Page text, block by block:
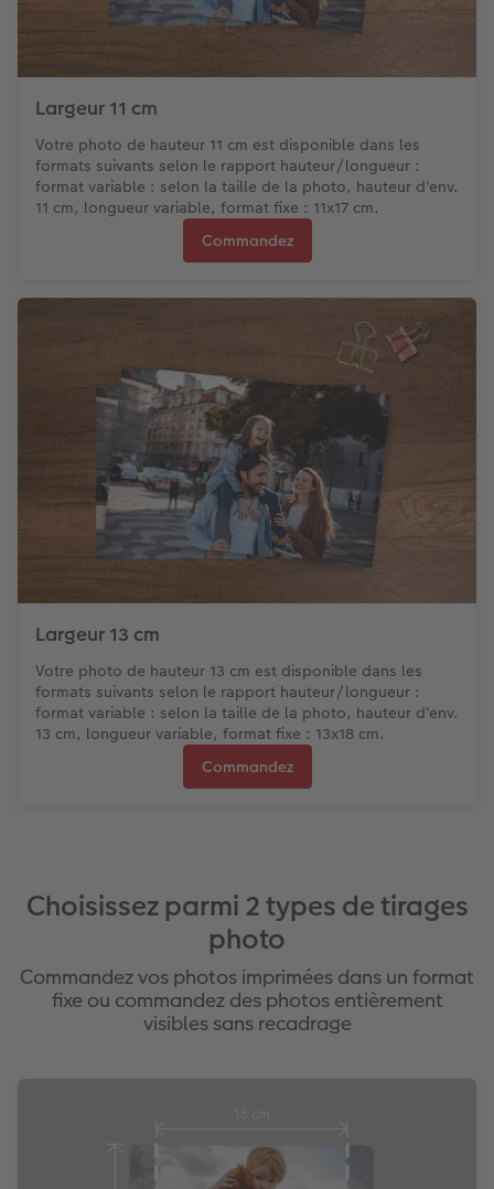
Largeur 11 cm
Votre photo de hauteur 11 cm est disponible dans les
formats suivants selon le rapport hauteur/longueur :
format variable : selon la taille de la photo, hauteur d'env.
11 cm, longueur variable, format fixe : 11x17 cm.
Commandez
Largeur 13 cm
Votre photo de hauteur 13 cm est disponible dans les
formats suivants selon le rapport hauteur/longueur :
format variable : selon la taille de la photo, hauteur d'env.
13 cm, longueur variable, format fixe : 13x18 cm.
Commandez
Choisissez parmi 2 types de tirages
photo
Commandez vos photos imprimées dans un format
fixe ou commandez des photos entièrement
visibles sans recadrage